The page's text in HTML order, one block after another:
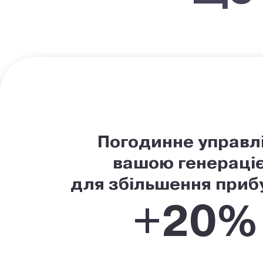
Погодинне
вашою
для збільшення
+20%